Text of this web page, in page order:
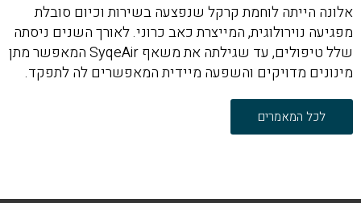
אלונה הייתה לוחמת קרקל שנפצעה בשירות וכיום סובלת
מפגיעה נוירולוגית, המייצרת כאב כרוני. לאורך השנים ניסתה
שלל טיפולים, עד שגילתה את משאף SyqeAir המאפשר מתן
מינונים מדויקים והשפעה מיידית המאפשרים לה לתפקד.
לכל המאמרים